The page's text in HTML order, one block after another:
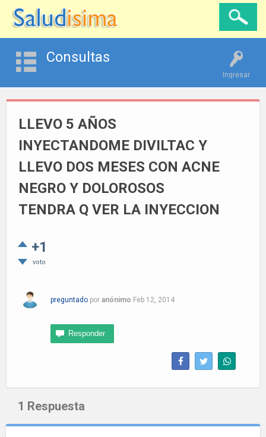
Ingresar
Consultas
LLEVO 5 AÑOS
INYECTANDOME DIVILTAC Y
LLEVO DOS MESES CON ACNE
NEGRO Y DOLOROSOS
TENDRA Q VER LA INYECCION
+1
voto
preguntado por anónimo Feb 12, 2014
1 Respuesta